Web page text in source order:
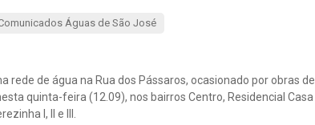
Águas de São José
de água na Rua dos Pássaros, ocasionado por obras de
quinta-feira (12.09), nos bairros Centro, Residencial Casa
I, II e III.